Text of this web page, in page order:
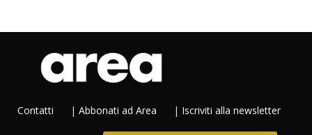
Contatti | Abbonati ad Area | Iscriviti alla newsletter